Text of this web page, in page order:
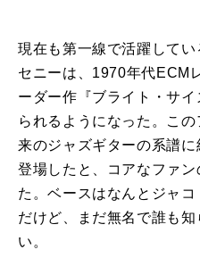
現在も第一線で活躍して
セニーは、 1970年代ECM
ーダー作『ブライト・サ
られるようになった。こ
来のジャズギターの系譜
登場したと、コアなファ
た。ベースはなんとジャ
だけど、まだ無名で誰も
い。